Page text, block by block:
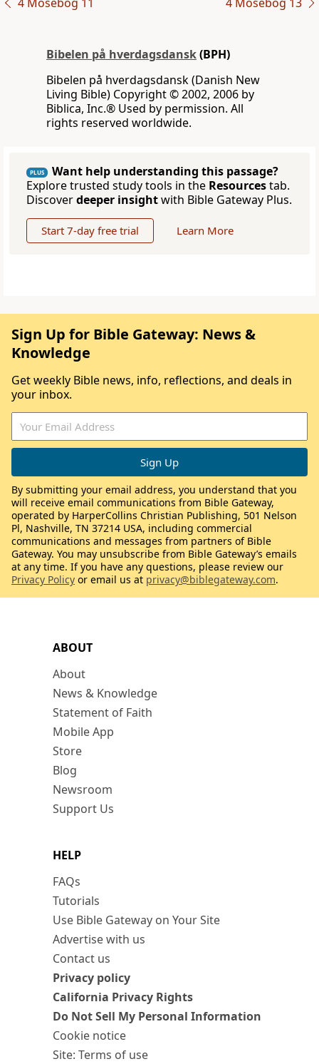
Bibelen på hverdagsdansk(BPH)
Bibelen på hverdagsdansk (Danish New
Living Bible) Copyright © 2002, 2006 by
Biblica, Inc.® Used by permission. All
rights reserved worldwide.
PLUS
Want help understanding this passage?
Explore trusted study tools in the Resourcestab.
Discoverdeeper insightwith Bible Gateway Plus.
Start 7-day free trial Learn More
ABOUT
About
News & Knowledge
Statement of Faith
Mobile App
Store
Blog
Newsroom
Support Us
HELP
FAQs
Tutorials
Use Bible Gateway on Your Site
Advertise with us
Contact us
Privacy policy
California Privacy Rights
Do Not Sell My Personal Information
Cookie notice
Site: Terms of use
Sign Up for Bible Gateway: News &
Knowledge
Get weekly Bible news, info, reflections, and deals in
your inbox.
By submitting your email address, you understand that you
will receive email communications from Bible Gateway,
operated by HarperCollins Christian Publishing, 501 Nelson
Pl, Nashville, TN 37214 USA, including commercial
communications and messages from partners of Bible
Gateway. You may unsubscribe from Bible Gateway’s emails
at any time. If you have any questions, please review our
Privacy Policy or email us at privacy@biblegateway.com.